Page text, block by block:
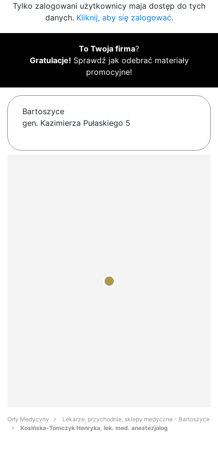
Tylko zalogowani użytkownicy maja dostęp do tych
danych. Kliknij, aby się zalogować.
To Twoja firma?
Gratulacje! Sprawdź jak odebrać materiały
promocyjne!
Bartoszyce
gen. Kazimierza Pułaskiego 5
Orły Medycyny
Lekarze, przychodnie, sklepy medyczne - Bartoszyce
Kosińska-Tomczyk Henryka, lek. med. anestezjolog